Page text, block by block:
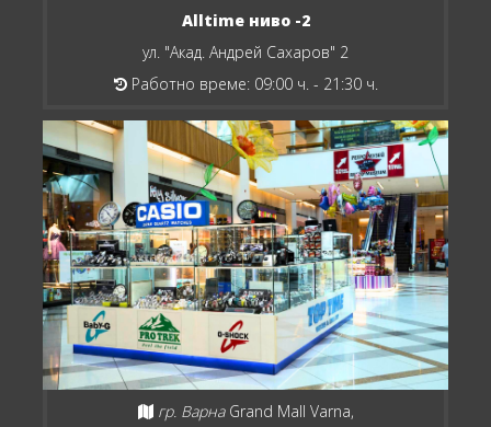
Alltime ниво -2
ул. "Акад. Андрей Сахаров" 2
Работно време: 09:00 ч. - 21:30 ч.
гр. Варна Grand Mall Varna,